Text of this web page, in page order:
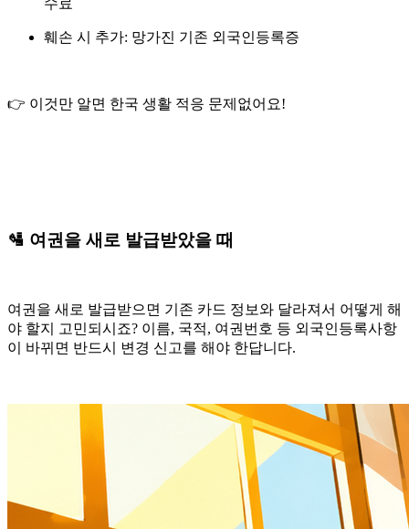
수료
훼손 시 추가: 망가진 기존 외국인등록증
👉 이것만 알면 한국 생활 적응 문제없어요!
🛂 여권을 새로 발급받았을 때
여권을 새로 발급받으면 기존 카드 정보와 달라져서 어떻게 해
야 할지 고민되시죠? 이름, 국적, 여권번호 등 외국인등록사항
이 바뀌면 반드시 변경 신고를 해야 한답니다.